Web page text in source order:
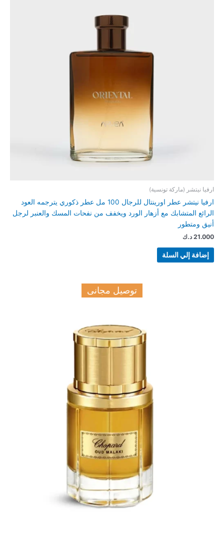
ارفيا نيتشر (ماركة تونسية)
ارفيا نيتشر عطر اورينتال للرجال 100 مل عطر ذكوري يترجمه العود
الرائع المتشابك مع أزهار الورد ويخفف من نفحات المسك والعنبر لرجل
أنيق ومتطور
21.000 د.ك
إضافة إلي السلة
توصيل مجانى